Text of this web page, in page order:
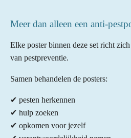
n
:
5
e
r
r
e
e e
r
n
e
r
n
e
r
n
e
r
n
n
Meer dan alleen een anti-
Elke poster binnen deze set richt
van pestpreventie.
Samen behandelen de posters:
✔ pesten herkennen
✔ hulp zoeken
✔ opkomen voor jezelf